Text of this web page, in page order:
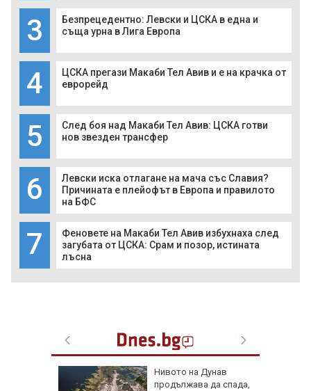
3
Безпрецедентно: Левски и ЦСКА в една и
съща урна в Лига Европа
4
ЦСКА прегази Макаби Тел Авив и е на крачка от
еврорейд
5
След боя над Макаби Тел Авив: ЦСКА готви
нов звезден трансфер
6
Левски иска отлагане на мача със Славия?
Причината е плейофът в Европа и правилото
на БФС
7
Феновете на Макаби Тел Авив избухнаха след
загубата от ЦСКА: Срам и позор, истината
лъсна
Нивото на Дунав
продължава да спада,